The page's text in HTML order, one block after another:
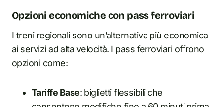
Opzioni economiche con pass ferroviari
I treni regionali sono un’alternativa più economica
ai servizi ad alta velocità. I pass ferroviari offrono
opzioni come:
Tariffe Base: biglietti flessibili che